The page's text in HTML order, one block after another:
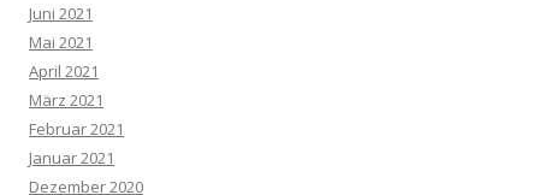
Juni 2021
Mai 2021
April 2021
März 2021
Februar 2021
Januar 2021
Dezember 2020